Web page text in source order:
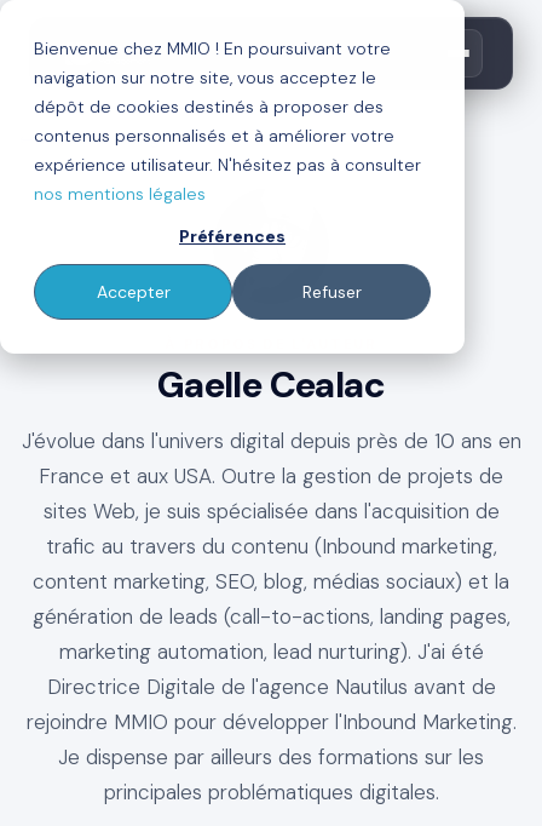
Bienvenue chez MMIO ! En poursuivant votre
navigation sur notre site, vous acceptez le
dépôt de cookies destinés à proposer des
contenus personnalisés et à améliorer votre
expérience utilisateur. N'hésitez pas à consulter
nos mentions légales
Préférences
Accepter Refuser
Retour au blog
Gaelle Cealac
J'évolue dans l'univers digital depuis près de 10 ans en
France et aux USA. Outre la gestion de projets de
sites Web, je suis spécialisée dans l'acquisition de
trafic au travers du contenu (Inbound marketing,
content marketing, SEO, blog, médias sociaux) et la
génération de leads (call-to-actions, landing pages,
marketing automation, lead nurturing). J'ai été
Directrice Digitale de l'agence Nautilus avant de
rejoindre MMIO pour développer l'Inbound Marketing.
Je dispense par ailleurs des formations sur les
principales problématiques digitales.